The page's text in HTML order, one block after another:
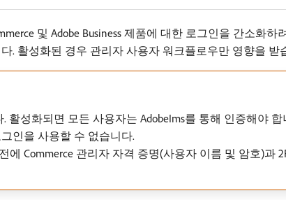
및 Adobe Business 제품에 대한 로그인을 간소화
. 활성화된 경우 관리자 사용자 워크플로우만 영향을 받
활성화되면 모든 사용자는 AdobeIms를 통해 인증해야
인을 사용할 수 없습니다.
Commerce 관리자 자격 증명(사용자 이름 및 암호)과